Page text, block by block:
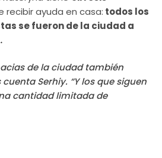
recibir ayuda en casa: todos los
se fueron de la ciudad a
de la ciudad también
Serhiy. “Y los que siguen
cantidad limitada de